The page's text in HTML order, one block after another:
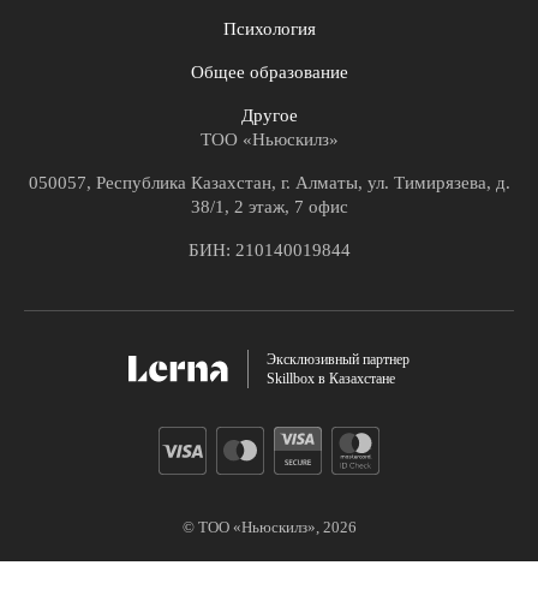
Психология
Общее образование
Другое
ТОО «Ньюскилз»
050057, Республика Казахстан, г. Алматы, ул. Тимирязева, д.
38/1, 2 этаж, 7 офис
БИН: 210140019844
Эксклюзивный партнер
Skillbox в Казахстане
© ТОО «Ньюскилз», 2026